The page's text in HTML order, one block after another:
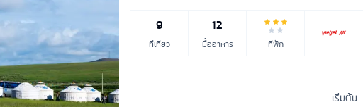
9
ที่เที่ยว
12
มื้ออาหาร ที่พัก
เริ่มต้น